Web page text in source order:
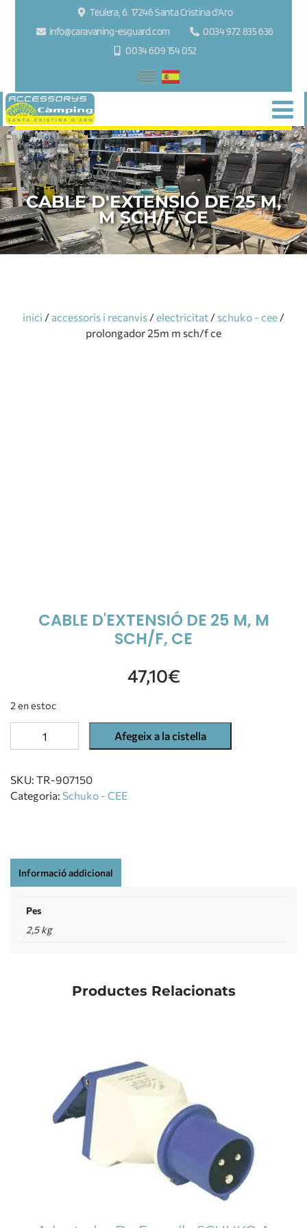
Teulera, 6. 17246 Santa Cristina d'Aro
info@caravaning-esguard.com
0034 972 835 636
0034 609 154 052
CABLE D'EXTENSIÓ DE 25 M,
M SCH/F, CE
inici / accessoris i recanvis /electricitat / schuko - cee /
prolongador 25m m sch/f ce
CABLE D'EXTENSIÓ DE 25 M, M
SCH/F, CE
47,10€
2 en estoc
Afegeix a la cistella
SKU: TR-907150
Categoria: Schuko - CEE
Informació addicional
Pes
2,5 kg
Productes Relacionats